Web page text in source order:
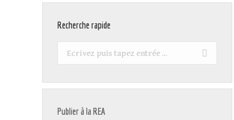
Recherche rapide
Recherche
Publier à la REA